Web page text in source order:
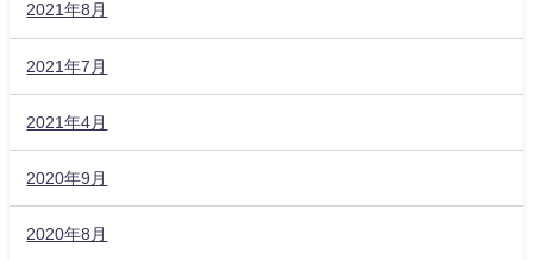
2021年8月
2021年7月
2021年4月
2020年9月
2020年8月